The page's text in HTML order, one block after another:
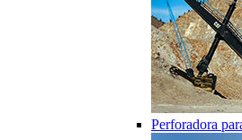
Perforadora